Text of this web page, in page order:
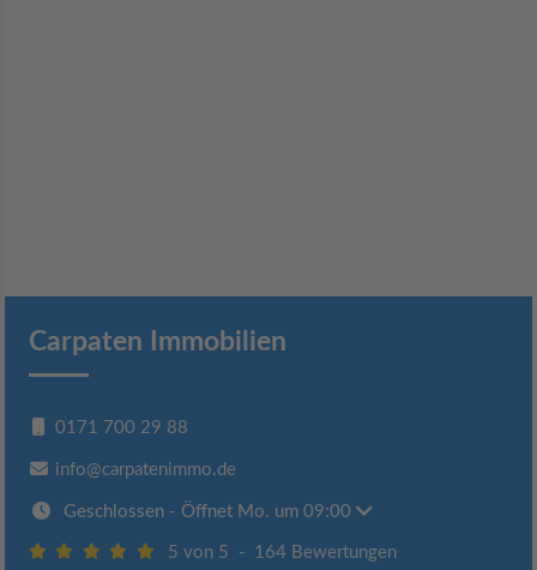
Carpaten Immobilien
0171 700 29 88
info@carpatenimmo.de
Geschlossen - Öffnet Mo. um 09:00
5 von 5 - 164 Bewertungen